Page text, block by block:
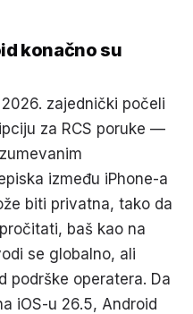
konačno su
zajednički počeli
za RCS poruke —
između iPhone-a
biti privatna, tako da
baš kao na
se globalno, ali
podrške operatera. Da
iOS-u 26.5, Android